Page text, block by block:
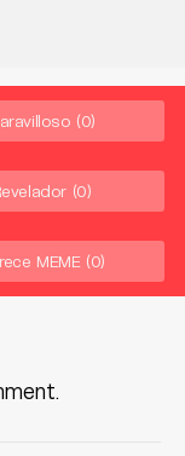
(0)
(0)
MEME (0)